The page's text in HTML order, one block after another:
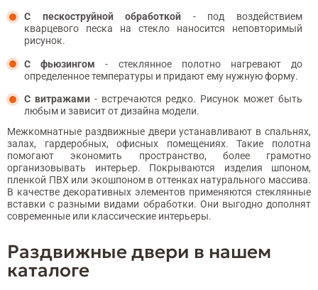
С пескоструйной обработкой - под воздействием
кварцевого песка на стекло наносится неповторимый
рисунок.
С фьюзингом - стеклянное полотно нагревают до
определенное температуры и придают ему нужную форму.
С витражами - встречаются редко. Рисунок может быть
любым и зависит от дизайна модели.
Межкомнатные раздвижные двери устанавливают в спальнях,
залах, гардеробных, офисных помещениях. Такие полотна
помогают экономить пространство, более грамотно
организовывать интерьер. Покрываются изделия шпоном,
пленкой ПВХ или экошпоном в оттенках натурального массива.
В качестве декоративных элементов применяются стеклянные
вставки с разными видами обработки. Они выгодно дополнят
современные или классические интерьеры.
Раздвижные двери в нашем
каталоге